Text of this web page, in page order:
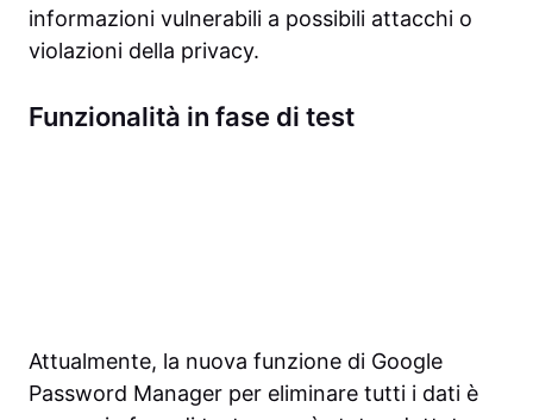
informazioni vulnerabili a possibili attacchi o
violazioni della privacy.
Funzionalità in fase di test
Attualmente, la nuova funzione di Google
Password Manager per eliminare tutti i dati è